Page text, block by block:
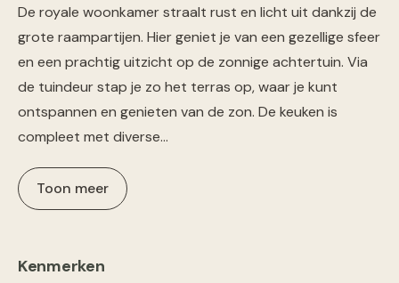
De royale woonkamer straalt rust en licht uit dankzij de
grote raampartijen. Hier geniet je van een gezellige sfeer
en een prachtig uitzicht op de zonnige achtertuin. Via
de tuindeur stap je zo het terras op, waar je kunt
ontspannen en genieten van de zon. De keuken is
compleet met diverse…
Toon meer
Kenmerken